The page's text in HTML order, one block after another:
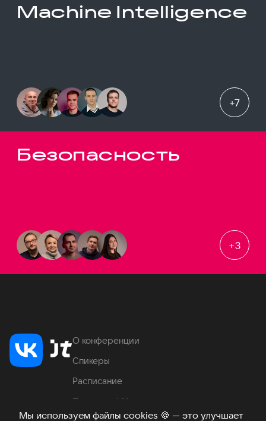
Мы используем файлы cookies 🍪 — это улучшает
Machine Intelligence
+7
Безопасность
+3
О конференции
Спикеры
Расписание
Продукты VK